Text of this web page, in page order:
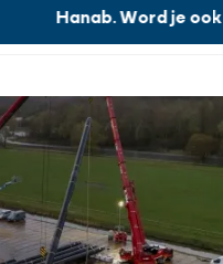
de beste?
Hanab. Word je
Werken bij Menu
Sluiten